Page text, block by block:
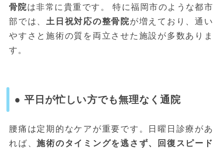
骨院は非常に貴重です。 特に福岡市のような都市
部では、土日祝対応の整骨院が増えており、通い
やすさと施術の質を両立させた施設が多数ありま
す。
● 平日が忙しい方でも無理なく通院
腰痛は定期的なケアが重要です。日曜日診療があ
れば、施術のタイミングを逃さず、回復スピード